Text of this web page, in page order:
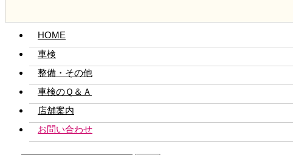
HOME
車検
整備・その他
車検のＱ＆Ａ
店舗案内
お問い合わせ